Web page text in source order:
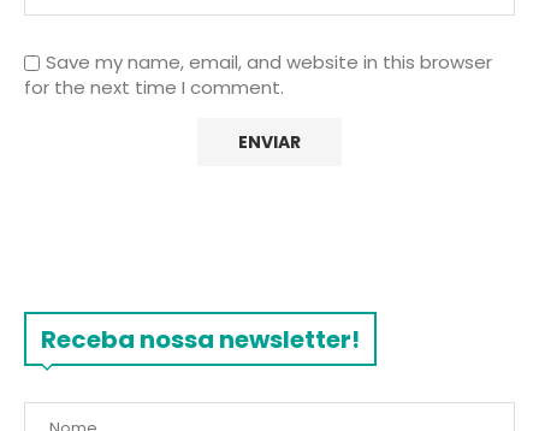
Save my name, email, and website in this browser
for the next time I comment.
Receba nossa newsletter!